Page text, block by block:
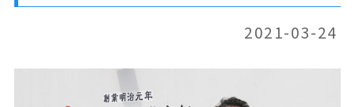
新規会員登録
2021-03-24